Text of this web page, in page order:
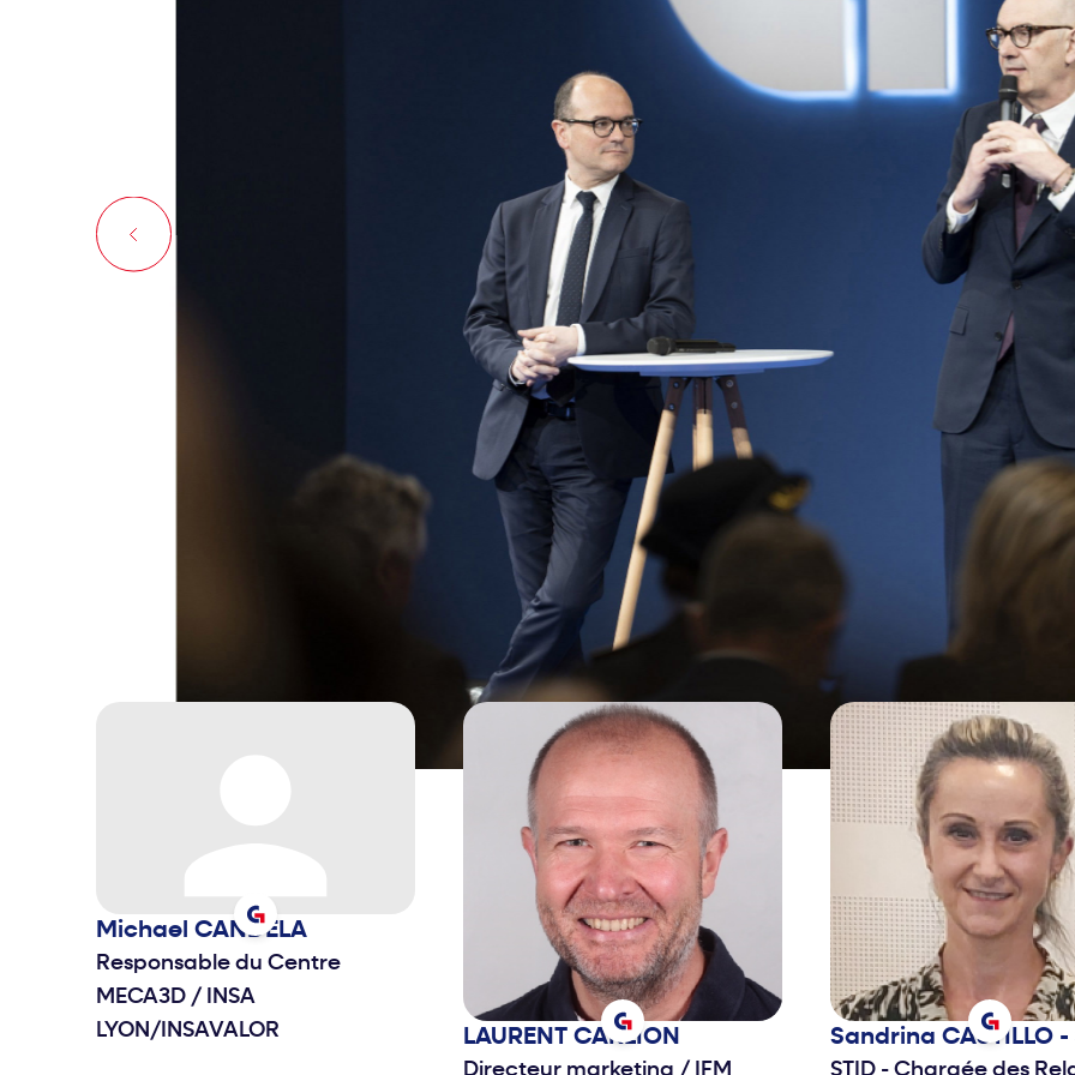
Birkhofer rejoint Siemens au sein du
département de consulting interne
en Allemagne et aux Etats-Unis
avant de travailler sur la stratégie
du groupe. Par la suite, elle prend la
direction de l’activité de solutions
d’identité et d’accès à Munich. En
2009, après être entrée au sein du
département en charge de la
stratégie chez Saint-Gobain à Paris
(aujourd’hui Verralia), elle prend la
Direction de la filiale de
construction de machines pour la
fabrication de contenants en verre
du pôle Conditionnement. En 2014,
elle rejoint l’américain Alcoa
(production d’aluminium) et y dirige
le pilotage des projets d’acquisition
et de croissance en Europe. En 2016,
elle est nommée Présidente
d’Arconic France (spin-off d’Alcoa).
2018 marque son retour chez
Siemens qu’elle réintègre en tant
que CEO de la région Europe de
l’Ouest de la division Building
Technologies. Depuis 2017, elle est
membre du Conseil de surveillance
de la banque franco-allemande
Oddo BHF. Depuis 2023, elle est
également Vice-présidente de la
Chambre franco-allemande de
Commerce et d'industrie (CFACI).
Par ailleurs, elle s’engage dans
différentes associations telles que
Elles bougent, Femmes ingénieurs,
et au sein du Collectif IndustriElles
Michael CANDELA
Responsable du Centre
MECA3D / INSA
LYON/INSAVALOR
LAURENT CARLION Sandrina CASTILLO -